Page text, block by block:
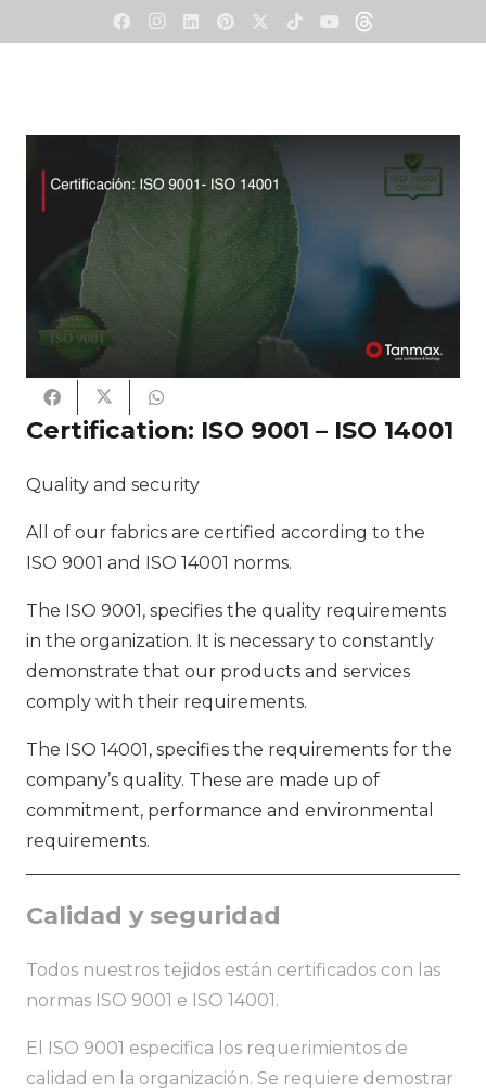
Certification: ISO 9001 – ISO 14001
Quality and security
All of our fabrics are certified according to the
ISO 9001 and ISO 14001 norms.
The ISO 9001, specifies the quality requirements
in the organization. It is necessary to constantly
demonstrate that our products and services
comply with their requirements.
The ISO 14001, specifies the requirements for the
company’s quality. These are made up of
commitment, performance and environmental
requirements.
Calidad y seguridad
Todos nuestros tejidos están certificados con las
normas ISO 9001 e ISO 14001.
El ISO 9001 especifica los requerimientos de
calidad en la organización. Se requiere demostrar